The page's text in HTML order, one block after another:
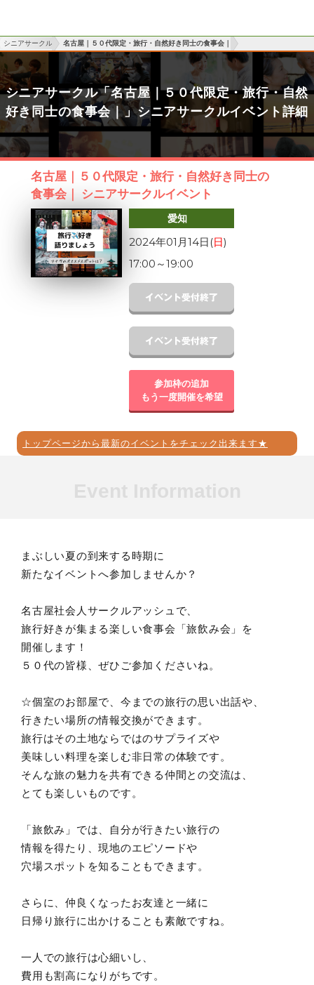
シニアサークル 名古屋｜５０代限定・旅行・自然好き同士の食事会｜
シニアサークル「名古屋｜５０代限定・旅行・自然
好き同士の食事会｜」シニアサークルイベント詳細
名古屋｜５０代限定・旅行・自然好き同士の
食事会｜ シニアサークルイベント
愛知
2024年01月14日(日)
17:00 ～19:00
参加枠の追加
もう一度開催を希望
トップページから最新のイベントをチェック出来ます★
まぶしい夏の到来する時期に
新たなイベントへ参加しませんか？
名古屋社会人サークルアッシュで、
旅行好きが集まる楽しい食事会「旅飲み会」を
開催します！
５０代の皆様、ぜひご参加くださいね。
☆個室のお部屋で、今までの旅行の思い出話や、
行きたい場所の情報交換ができます。
旅行はその土地ならではのサプライズや
美味しい料理を楽しむ非日常の体験です。
そんな旅の魅力を共有できる仲間との交流は、
とても楽しいものです。
「旅飲み」では、自分が行きたい旅行の
情報を得たり、現地のエピソードや
穴場スポットを知ることもできます。
さらに、仲良くなったお友達と一緒に
日帰り旅行に出かけることも素敵ですね。
一人での旅行は心細いし、
費用も割高になりがちです。